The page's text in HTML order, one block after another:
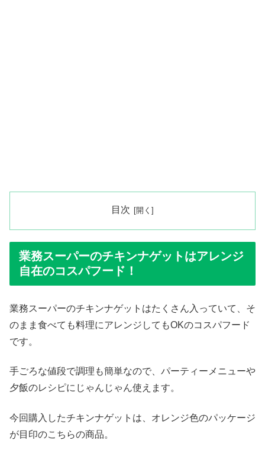
目次
業務スーパーのチキンナゲットはアレンジ
自在のコスパフード！
業務スーパーのチキンナゲットはたくさん入っていて、そ
のまま食べても料理にアレンジしてもOKのコスパフード
です。
手ごろな値段で調理も簡単なので、パーティーメニューや
夕飯のレシピにじゃんじゃん使えます。
今回購入したチキンナゲットは、オレンジ色のパッケージ
が目印のこちらの商品。